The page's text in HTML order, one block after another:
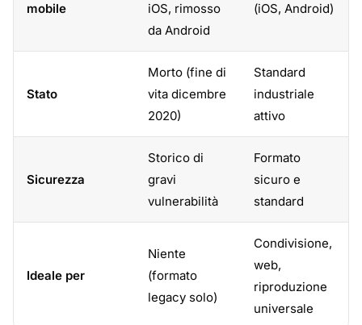
mobile
iOS, rimosso
da Android
(iOS, Android)
Stato
Morto (fine di
vita dicembre
2020)
Standard
industriale
attivo
Sicurezza
Storico di
gravi
vulnerabilità
Formato
sicuro e
standard
Ideale per
Niente
(formato
legacy solo)
Condivisione,
web,
riproduzione
universale